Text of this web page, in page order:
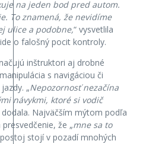
na jeden bod pred autom.
To znamená, že nevidíme
ulice a podobne,“ vysvetlila
o falošný pocit kontroly.
inštruktori aj drobné
s navigáciou či
„Nepozornosť nezačína
návykmi, ktoré si vodič
dodala. Najväčším mýtom podľa
že „mne sa to
stojí v pozadí mnohých